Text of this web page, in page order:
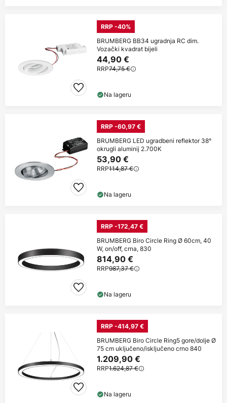
RRP -40%
BRUMBERG BB34 ugradnja RC dim.
Vozački kvadrat bijeli
44,90 €
RRP74,75 €
Na lageru
RRP -60,97 €
BRUMBERG LED ugradbeni reflektor 38°
okrugli aluminij 2.700K
53,90 €
RRP114,87 €
Na lageru
RRP -172,47 €
BRUMBERG Biro Circle Ring Ø 60cm, 40
W, on/off, crna, 830
814,90 €
RRP987,37 €
Na lageru
RRP -414,97 €
BRUMBERG Biro Circle Ring5 gore/dolje Ø
75 cm uključeno/isključeno crno 840
1.209,90 €
RRP1.624,87 €
Na lageru